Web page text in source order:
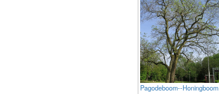
Pagodeboom--Honingboom